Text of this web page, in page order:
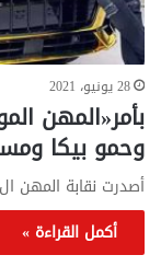
28 يونيو، 2021
بأمر«المهن
وحمو بيكا
أصدرت نقابة المهن ال
أكمل القراءة »